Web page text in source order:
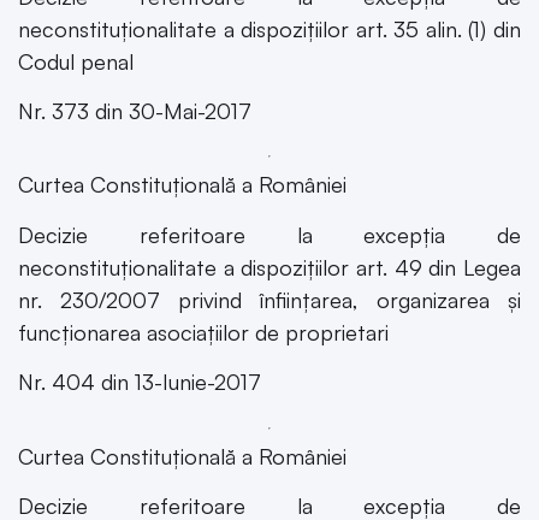
neconstituționalitate a dispozițiilor art. 35 alin. (1) din
Codul penal
Nr. 373 din 30-Mai-2017
Curtea Constituțională a României
Decizie referitoare la excepția de
neconstituționalitate a dispozițiilor art. 49 din Legea
nr. 230/2007 privind înființarea, organizarea și
funcționarea asociațiilor de proprietari
Nr. 404 din 13-Iunie-2017
Curtea Constituțională a României
Decizie referitoare la excepția de